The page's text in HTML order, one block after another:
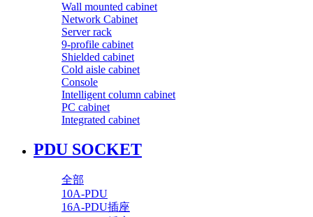
Wall mounted cabinet
Network Cabinet
Server rack
9-profile cabinet
Shielded cabinet
Cold aisle cabinet
Console
Intelligent column cabinet
PC cabinet
Integrated cabinet
PDU SOCKET
全部
10A-PDU
16A-PDU插座